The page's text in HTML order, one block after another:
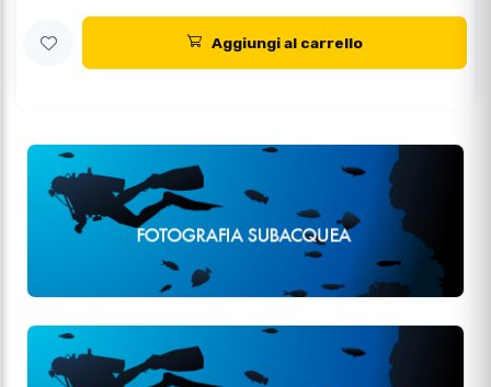
Aggiungi al carrello